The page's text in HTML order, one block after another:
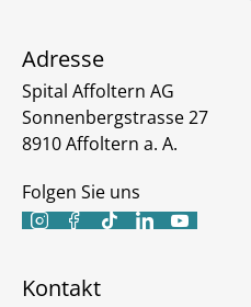
Adresse
Spital Affoltern AG
Sonnenbergstrasse 27
8910 Affoltern a. A.
Folgen Sie uns
    
Kontakt